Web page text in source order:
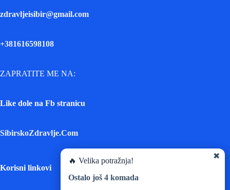
zdravljeisibir@gmail.com
+381616598108
ZAPRATITE ME NA:
Like dole na Fb stranicu
SibirskoZdravlje.Com
Korisni linkovi
✖
🔥 Velika potražnja!
Ostalo još 4 komada